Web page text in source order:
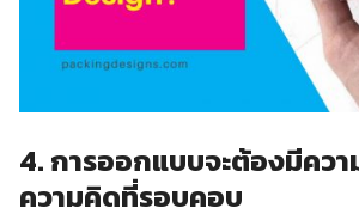
4. การออกแบบจะต้องมีควา
ความคิดที่รอบคอบ